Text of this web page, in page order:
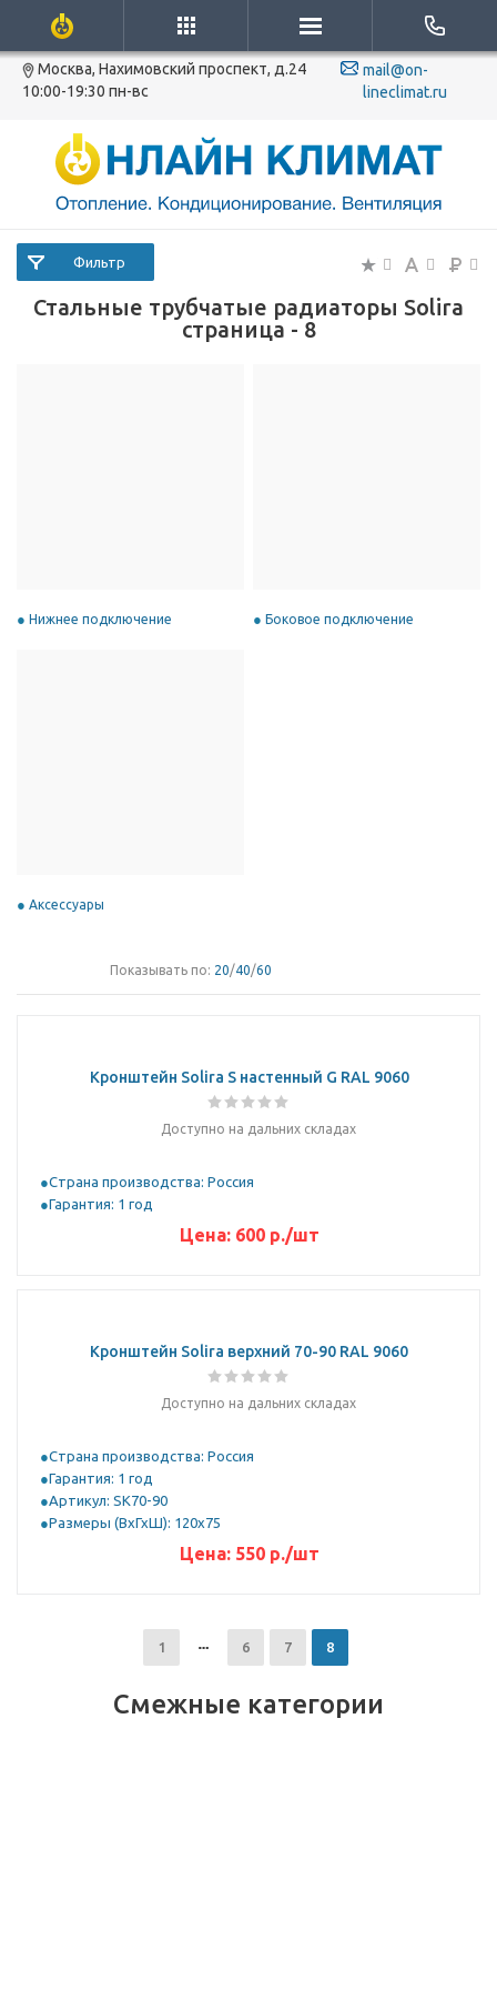
Москва, Нахимовский проспект, д.24
10:00-19:30 пн-вс
mail@on-
lineclimat.ru
Стальные трубчатые радиаторы Solira
страница - 8
Нижнее подключение Боковое подключение
Аксессуары
Фильтр
Показывать по: 20/40/60
Кронштейн Solira S настенный G RAL 9060
Доступно на дальних складах
Страна производства: Россия
Гарантия: 1 год
Цена: 600р./шт
Кронштейн Solira верхний 70-90 RAL 9060
Доступно на дальних складах
Страна производства: Россия
Гарантия: 1 год
Артикул: SК70-90
Размеры (ВхГхШ): 120х75
Цена: 550р./шт
1 6 7 8
Смежные категории